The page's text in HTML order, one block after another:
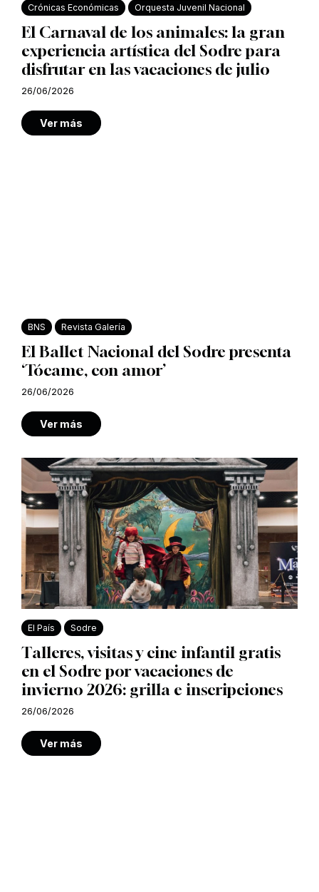
Crónicas Económicas Orquesta Juvenil Nacional
El Carnaval de los animales: la gran
experiencia artística del Sodre para
disfrutar en las vacaciones de julio
26/06/2026
Ver más
BNS Revista Galería
El Ballet Nacional del Sodre presenta
‘Tócame, con amor’
26/06/2026
Ver más
El País Sodre
Talleres, visitas y cine infantil gratis
en el Sodre por vacaciones de
invierno 2026: grilla e inscripciones
26/06/2026
Ver más